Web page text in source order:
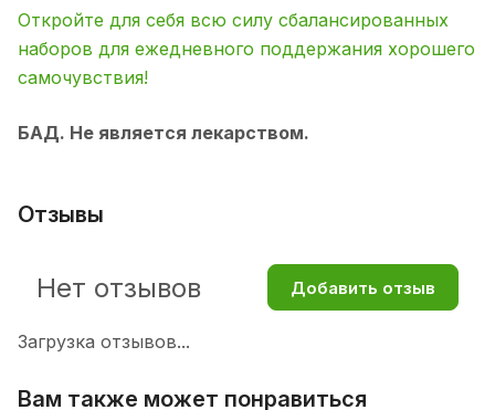
Откройте для себя всю силу сбалансированных
наборов для ежедневного поддержания хорошего
самочувствия!
БАД. Не является лекарством.
Отзывы
Загрузка отзывов...
Нет отзывов Добавить отзыв
Вам также может понравиться